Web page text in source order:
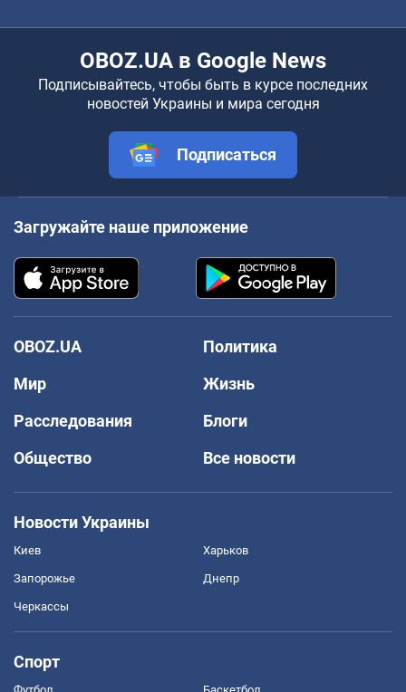
OBOZ.UA в Google News
Подписывайтесь, чтобы быть в курсе последних
новостей Украины и мира сегодня
Подписаться
Загружайте наше приложение
OBOZ.UA
Политика
Мир
Жизнь
Расследования
Блоги
Общество
Все новости
Новости Украины
Киев Харьков
Запорожье Днепр
Черкассы
Спорт